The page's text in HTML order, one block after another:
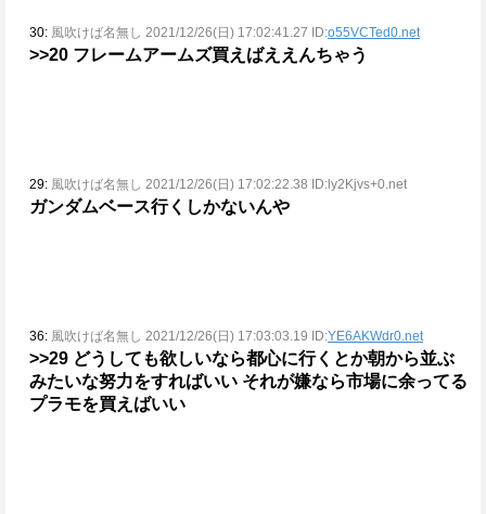
30: 風吹けば名無し 2021/12/26(日) 17:02:41.27 ID:o55VCTed0.net
>>20 フレームアームズ買えばええんちゃう
29: 風吹けば名無し 2021/12/26(日) 17:02:22.38 ID:ly2Kjvs+0.net
ガンダムベース行くしかないんや
36: 風吹けば名無し 2021/12/26(日) 17:03:03.19 ID:YE6AKWdr0.net
>>29 どうしても欲しいなら都心に行くとか朝から並ぶ
みたいな努力をすればいい それが嫌なら市場に余ってる
プラモを買えばいい